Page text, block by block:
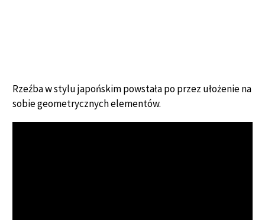
Rzeźba w stylu japońskim powstała po przez ułożenie na
sobie geometrycznych elementów.